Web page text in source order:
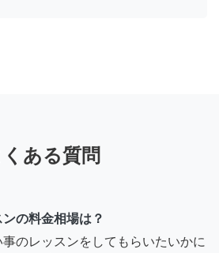
くある質問
の料金相場は？
のレッスンをしてもらいたいかに